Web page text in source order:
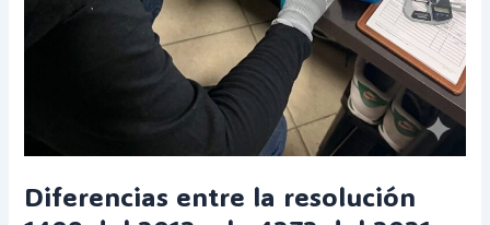
Diferencias entre la resolución